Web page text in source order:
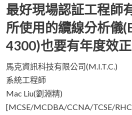
最好現場認証工程師
所使用的纜線分析儀
4300)也要有年度效
馬克資訊科技有限公司(M.I.T.C.)
系統工程師
Mac Liu(劉淵精)
[MCSE/MCDBA/CCNA/TCSE/